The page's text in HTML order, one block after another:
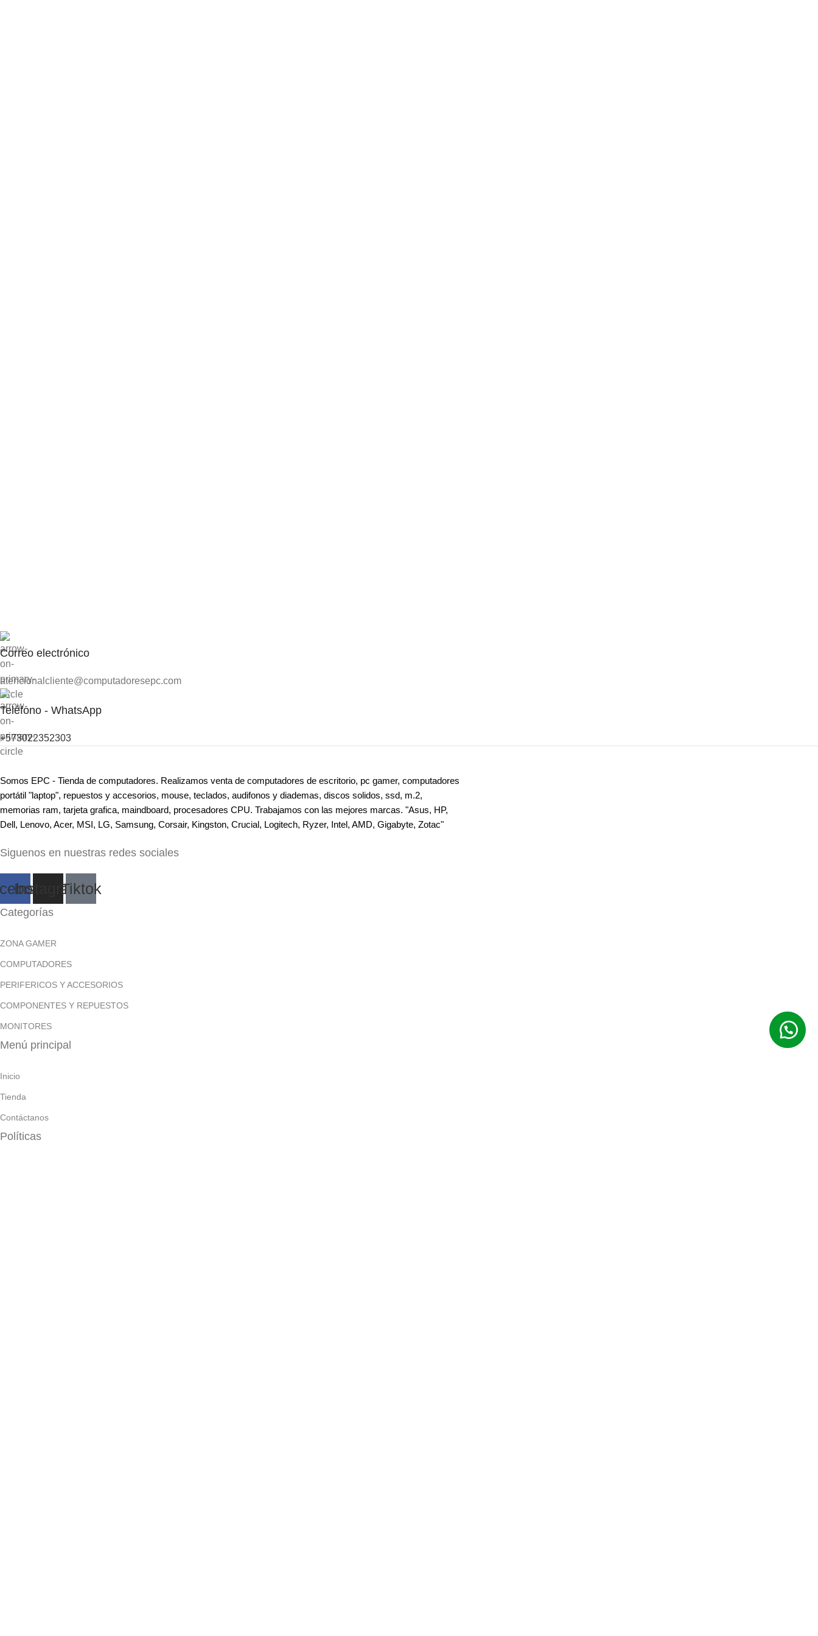
Correo electrónico
atencionalcliente@computadoresepc.com
Teléfono - WhatsApp
+573022352303
Somos EPC - Tienda de computadores. Realizamos venta de computadores de escritorio, pc gamer, computadores
portátil "laptop", repuestos y accesorios, mouse, teclados, audifonos y diademas, discos solidos, ssd, m.2,
memorias ram, tarjeta grafica, maindboard, procesadores CPU. Trabajamos con las mejores marcas. "Asus, HP,
Dell, Lenovo, Acer, MSI, LG, Samsung, Corsair, Kingston, Crucial, Logitech, Ryzer, Intel, AMD, Gigabyte, Zotac"
Siguenos en nuestras redes sociales
InstagramTiktok
Categorías
ZONA GAMER
COMPUTADORES
PERIFERICOS Y ACCESORIOS
COMPONENTES Y REPUESTOS
MONITORES
Menú principal
Inicio
Tienda
Contáctanos
Políticas